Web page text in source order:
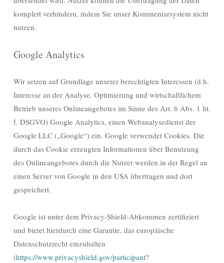
komplett verhindern, indem Sie unser Kommentarsystem nicht
nutzen.
Google Analytics
Wir setzen auf Grundlage unserer berechtigten Interessen (d.h.
Interesse an der Analyse, Optimierung und wirtschaftlichem
Betrieb unseres Onlineangebotes im Sinne des Art. 6 Abs. 1 lit.
f. DSGVO) Google Analytics, einen Webanalysedienst der
Google LLC („Google“) ein. Google verwendet Cookies. Die
durch das Cookie erzeugten Informationen über Benutzung
des Onlineangebotes durch die Nutzer werden in der Regel an
einen Server von Google in den USA übertragen und dort
gespeichert.
Google ist unter dem Privacy-Shield-Abkommen zertifiziert
und bietet hierdurch eine Garantie, das europäische
Datenschutzrecht einzuhalten
(https://www.privacyshield.gov/participant?